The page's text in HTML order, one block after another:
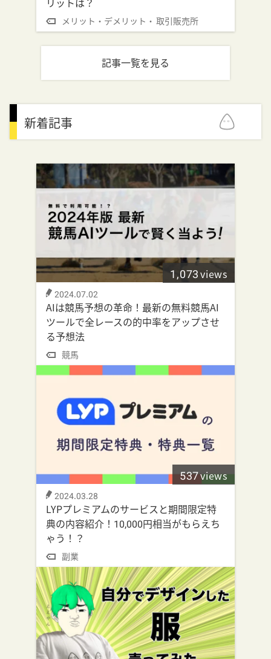
メリット・デメリット 取引販売所
記事一覧を見る
新着記事
1,073views
2024.07.02
AIは競馬予想の革命！最新の無料競馬AI
ツールで全レースの的中率をアップさせ
る予想法
競馬
537views
2024.03.28
LYPプレミアムのサービスと期間限定特
典の内容紹介！10,000円相当がもらえち
ゃう！？
副業